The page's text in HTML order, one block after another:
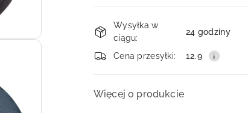
Dostępność
i
dostawa
Wysyłka w
ciągu:
24 godziny
Cena przesyłki: 12.9
Więcej o produkcie